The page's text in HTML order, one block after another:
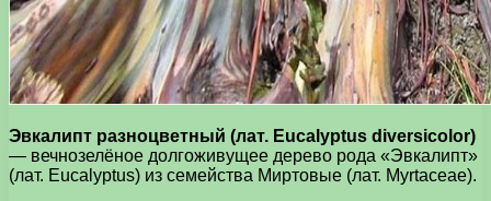
Эвкалипт разноцветный (лат. Eucalyptus diversicolor)
— вечнозелёное долгоживущее дерево рода «Эвкалипт»
(лат. Eucalyptus) из семейства Миртовые (лат. Myrtaceae).